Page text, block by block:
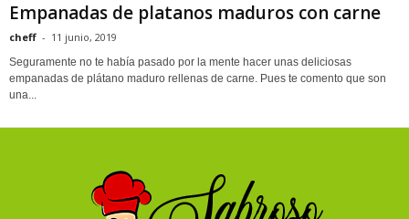
Empanadas de platanos maduros con carne
cheff - 11 junio, 2019
Seguramente no te había pasado por la mente hacer unas deliciosas
empanadas de plátano maduro rellenas de carne. Pues te comento que son
una...